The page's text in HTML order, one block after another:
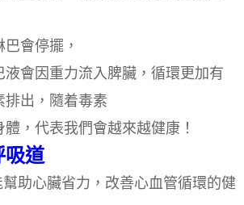
會停擺，
液會因重力流入脾臟，循環更加有
排出，隨着毒素
，代表我們會越來越健康！
吸道
助心臟省力，改善心血管循環的健